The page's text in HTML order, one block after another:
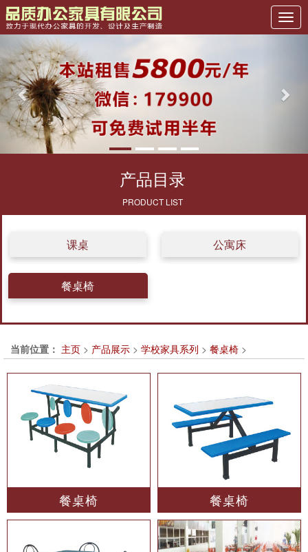
Previous
产品目录
PRODUCT LIST
课桌 公寓床
餐桌椅
当前位置： 主页 > 产品展示 > 学校家具系列 > 餐桌椅 >
餐桌椅 餐桌椅